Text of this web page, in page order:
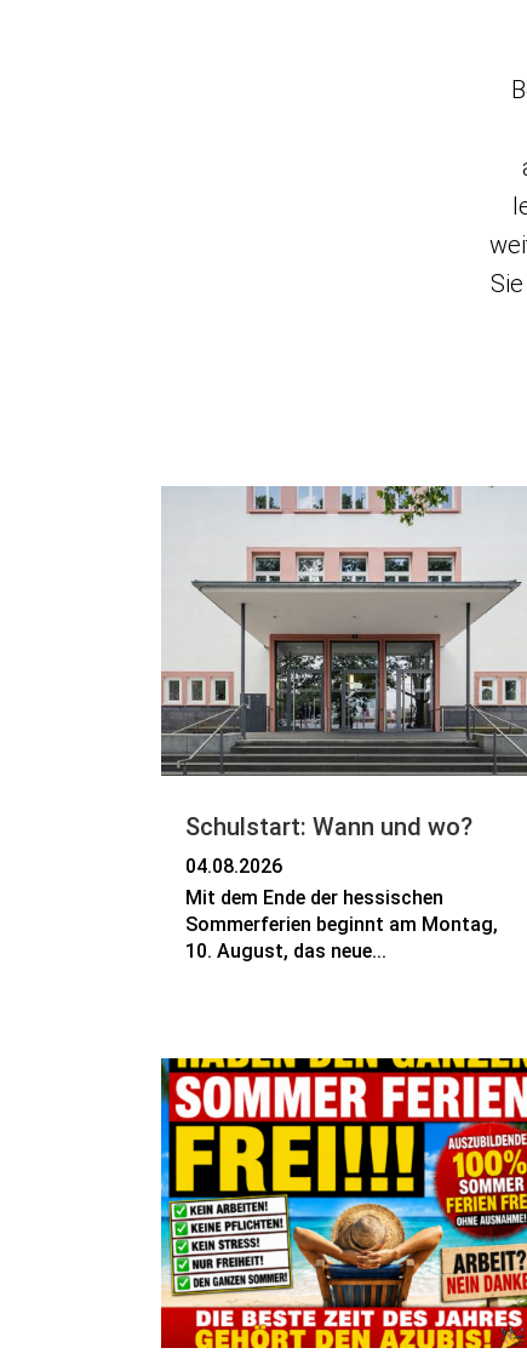
Schulstart: Wann und wo?
04.08.2026
Mit dem Ende der hessischen
Sommerferien beginnt am Montag,
10. August, das neue...